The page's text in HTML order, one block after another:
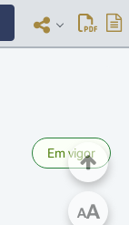
Em vigor
AA